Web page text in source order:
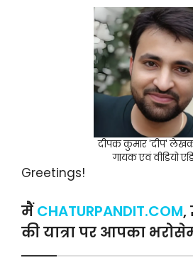
दीपक कुमार 'दीप'
गायक एवं वीडियो
Greetings!
मैंCHATURPANDIT.COM,
की यात्रा पर आपका